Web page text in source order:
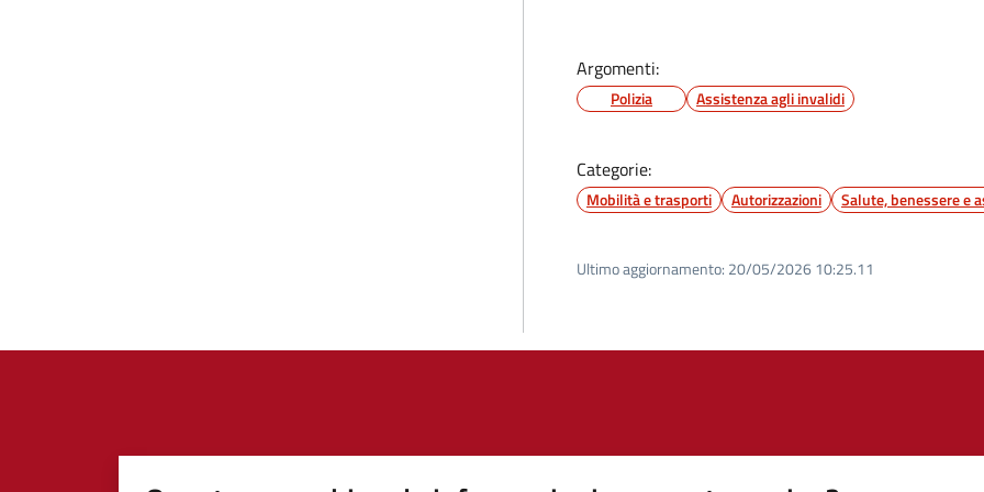
Argomenti:
Polizia Assistenza agli invalidi
Categorie:
Mobilità e trasporti Autorizzazioni Salute, benessere e
Ultimo aggiornamento: 20/05/2026 10:25.11